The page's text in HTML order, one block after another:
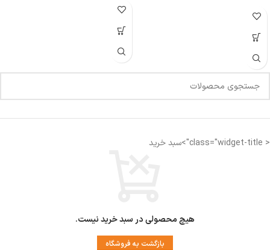
< class="widget-title">سبد خرید
هیچ محصولی در سبد خرید نیست.
بازگشت به فروشگاه